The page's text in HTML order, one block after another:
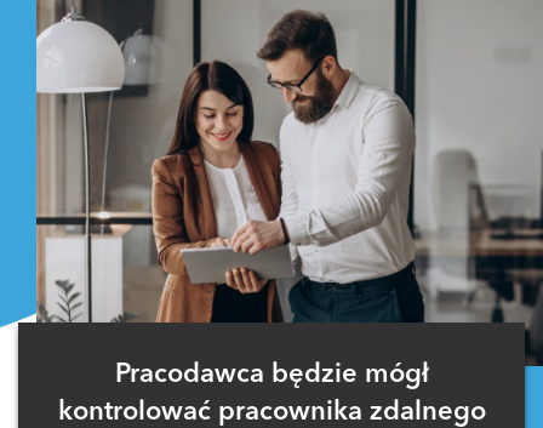
Pracodawca będzie mógł
kontrolować pracownika zdalnego